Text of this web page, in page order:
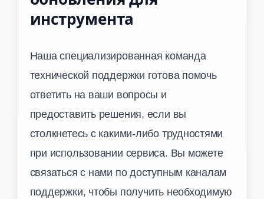
инструмента
Наша специализированная команда
технической поддержки готова помочь
ответить на ваши вопросы и
предоставить решения, если вы
столкнетесь с какими-либо трудностями
при использовании сервиса. Вы можете
связаться с нами по доступным каналам
поддержки, чтобы получить необходимую